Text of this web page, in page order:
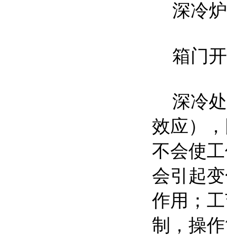
深冷炉
箱门
深冷处
效应）
不会使
会引起
作用；
制，操